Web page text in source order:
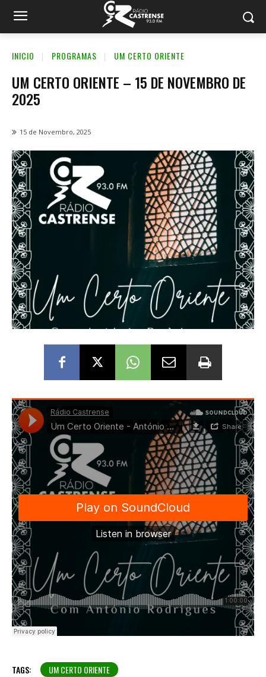
INICIO PROGRAMAS UM CERTO ORIENTE
UM CERTO ORIENTE – 15 DE NOVEMBRO DE
2025
15 de Novembro, 2025
TAGS: UM CERTO ORIENTE